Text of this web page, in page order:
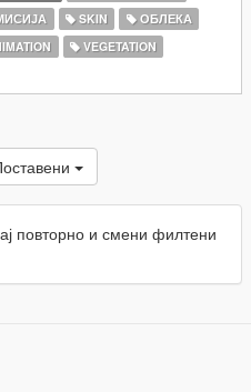
SKIN
ОБЛЕКА
VEGETATION
повторно и смени филтени